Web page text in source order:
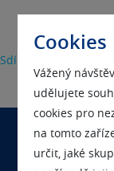
Cookies
Vážený
udělujete
cookies pro
na tomto
určit, jaké
Sdílet